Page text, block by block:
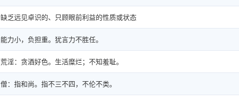
缺乏远见卓识的、只顾眼前利益的性质或状态
能力小，负担重。犹言力不胜任。
荒淫：贪酒好色。生活糜烂；不知羞耻。
僧：指和尚。指不三不四，不伦不类。